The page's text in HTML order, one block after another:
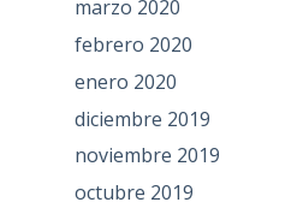
marzo 2020
febrero 2020
enero 2020
diciembre 2019
noviembre 2019
octubre 2019